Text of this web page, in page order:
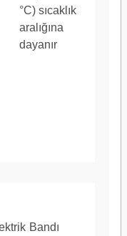
°C) sıcaklık
aralığına
dayanır
Bandı